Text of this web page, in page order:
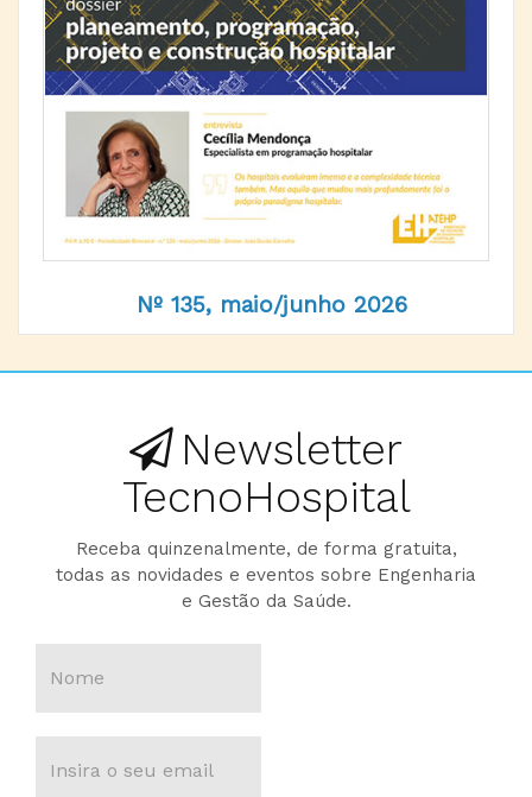
Nº 135, maio/junho 2026
Newsletter
TecnoHospital
Receba quinzenalmente, de forma gratuita,
todas as novidades e eventos sobre Engenharia
e Gestão da Saúde.